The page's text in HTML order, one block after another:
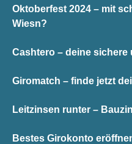
Oktoberfest 2024 – mit
Wiesn?
Cashtero – deine
Giromatch – finde jetzt
Leitzinsen runter –
Bestes Girokonto